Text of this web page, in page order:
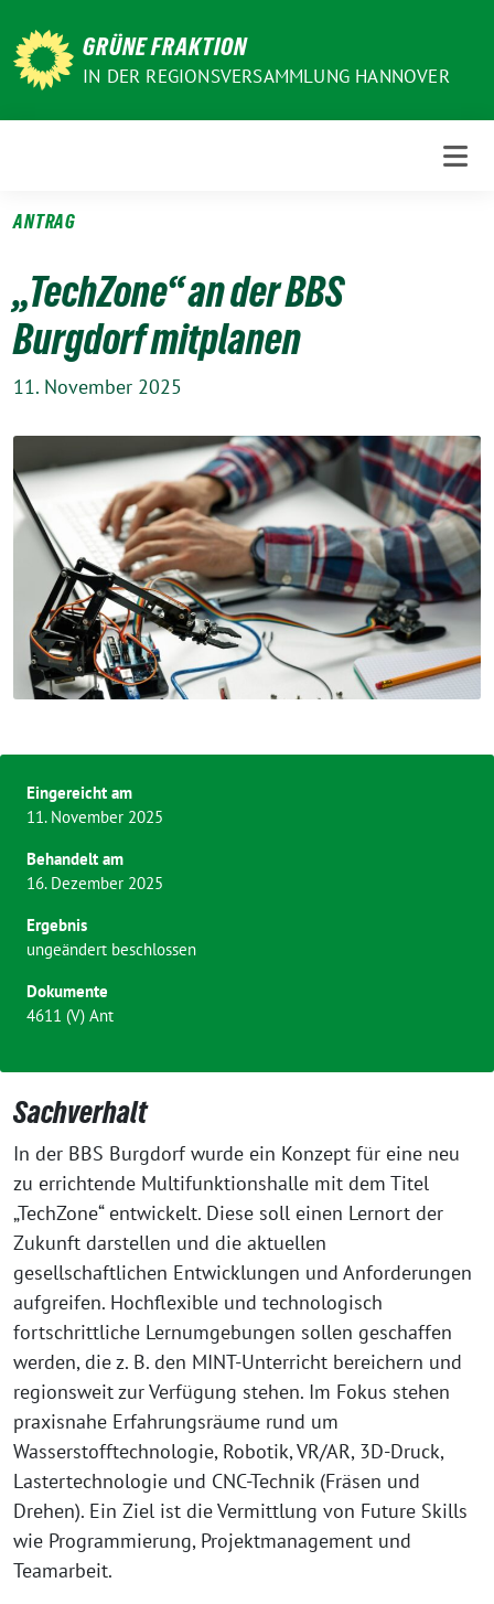
zum
Inhalt
GRÜNE FRAKTION
IN DER REGIONSVERSAMMLUNG HANNOVER
ANTRAG
„TechZone“ an der BBS
Burgdorf mitplanen
11. November 2025
Sachverhalt
In der BBS Burgdorf wurde ein Konzept für eine neu
zu errichtende Multifunktionshalle mit dem Titel
„TechZone“ entwickelt. Diese soll einen Lernort der
Zukunft darstellen und die aktuellen
gesellschaftlichen Entwicklungen und Anforderungen
aufgreifen. Hochflexible und technologisch
fortschrittliche Lernumgebungen sollen geschaffen
werden, die z. B. den MINT-Unterricht bereichern und
regionsweit zur Verfügung stehen. Im Fokus stehen
praxisnahe Erfahrungsräume rund um
Wasserstofftechnologie, Robotik, VR/AR, 3D-Druck,
Lastertechnologie und CNC-Technik (Fräsen und
Drehen). Ein Ziel ist die Vermittlung von Future Skills
wie Programmierung, Projektmanagement und
Teamarbeit.
Eingereicht am
11. November 2025
Behandelt am
16. Dezember 2025
Ergebnis
ungeändert beschlossen
Dokumente
4611 (V) Ant